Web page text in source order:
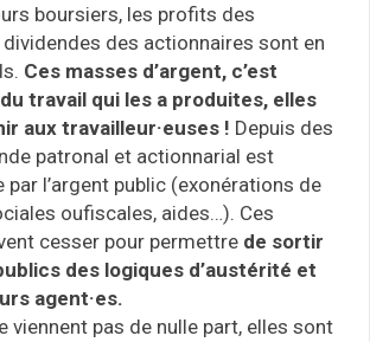
boursiers, les profits des
des actionnaires sont en
Ces masses d’argent, c’est
travail qui les a produites, elles
aux travailleur·euses ! Depuis des
patronal et actionnarial est
par l’argent public (exonérations de
oufiscales, aides…). Ces
cesser pour permettre de sortir
des logiques d’austérité et
agent·es.
viennent pas de nulle part, elles sont